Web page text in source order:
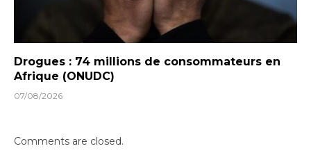
Drogues : 74 millions de consommateurs en
Afrique (ONUDC)
07/08/2026
Comments are closed.